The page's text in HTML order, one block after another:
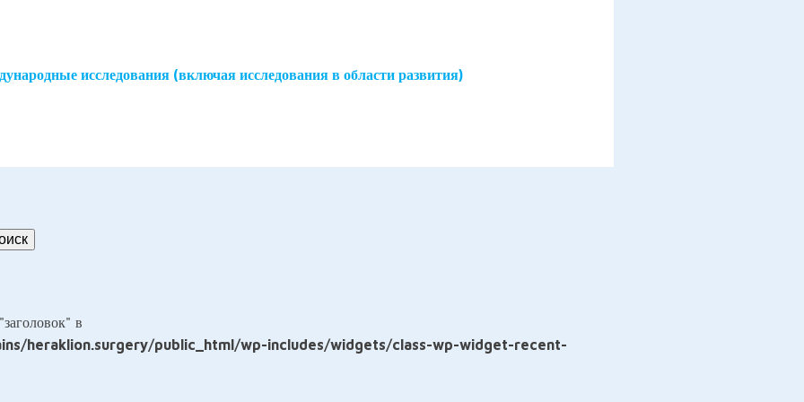
исследования (включая исследования в области развития)
в
heraklion.surgery/public_html/wp-includes/widgets/class-wp-widget-recent-